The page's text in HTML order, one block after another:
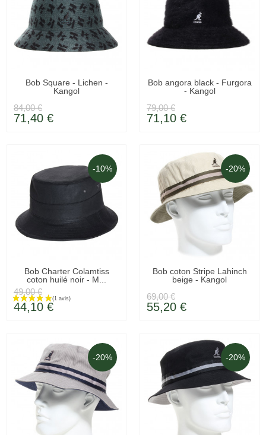
LIVRAISON 48H
Bob Square - Lichen -
Kangol
84,00 €
71,40 €
LIVRAISON 48H
Bob angora black - Furgora
- Kangol
79,00 €
71,10 €
-10%
LIVRÉ SOUS 48H
Bob Charter Colamtiss
coton huilé noir - M...
49,00 €
44,10 €
-20%
LIVRAISON 48H
Bob coton Stripe Lahinch
beige - Kangol
69,00 €
55,20 €
-20% -20%